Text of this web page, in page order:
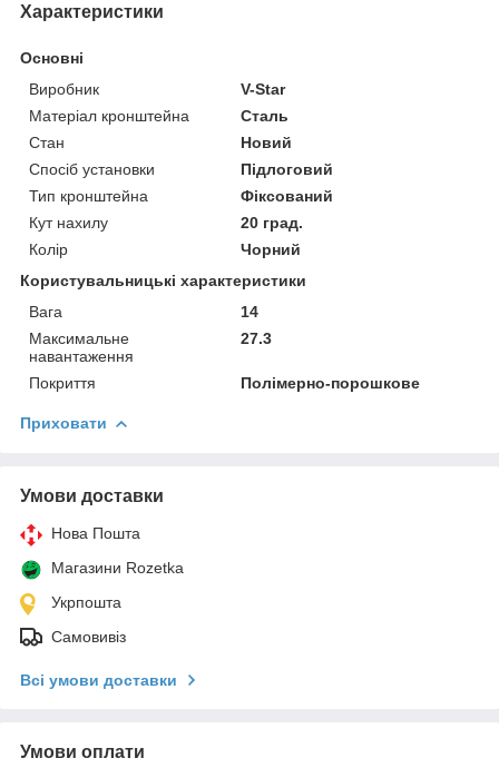
Характеристики
Основні
Виробник
V-Star
Матеріал кронштейна
Сталь
Стан
Новий
Спосіб установки
Підлоговий
Тип кронштейна
Фіксований
Кут нахилу
20 град.
Колір
Чорний
Користувальницькі характеристики
Вага
14
Максимальне
навантаження
27.3
Покриття Полімерно-порошкове
Приховати
Умови доставки
Нова Пошта
Магазини Rozetka
Укрпошта
Самовивіз
Всі умови доставки
Умови оплати